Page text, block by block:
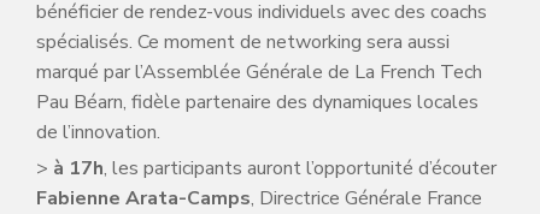
bénéficier de rendez-vous individuels avec des coachs
spécialisés. Ce moment de networking sera aussi
marqué par l’Assemblée Générale de La French Tech
Pau Béarn, fidèle partenaire des dynamiques locales
de l’innovation.
> à 17h, les participants auront l’opportunité d’écouter
Fabienne Arata-Camps, Directrice Générale France